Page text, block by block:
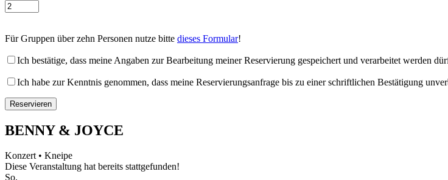
Für Gruppen über zehn Personen nutze bitte dieses Formular!
Ich bestätige, dass meine Angaben zur Bearbeitung meiner Reservierung gespeichert und verarbeitet werden
Ich habe zur Kenntnis genommen, dass meine Reservierungsanfrage bis zu einer schriftlichen Bestätigung
BENNY & JOYCE
Konzert • Kneipe
Diese Veranstaltung hat bereits stattgefunden!
So.